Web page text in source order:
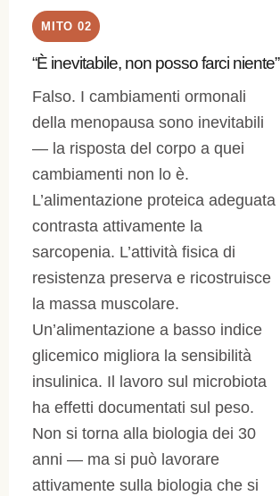
MITO 02
“È inevitabile, non posso farci niente”
Falso. I cambiamenti ormonali
della menopausa sono inevitabili
— la risposta del corpo a quei
cambiamenti non lo è.
L’alimentazione proteica adeguata
contrasta attivamente la
sarcopenia. L’attività fisica di
resistenza preserva e ricostruisce
la massa muscolare.
Un’alimentazione a basso indice
glicemico migliora la sensibilità
insulinica. Il lavoro sul microbiota
ha effetti documentati sul peso.
Non si torna alla biologia dei 30
anni — ma si può lavorare
attivamente sulla biologia che si